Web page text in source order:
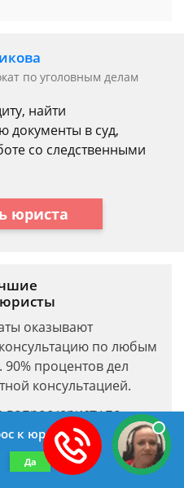
по уголовным делам
найти
документы в суд,
со следственными
юриста
оказывают
по любым
процентов дел
консультацией.
вопрос юристу по
чате, либо позвоните
круглосуточно и без
к юристу?
Да